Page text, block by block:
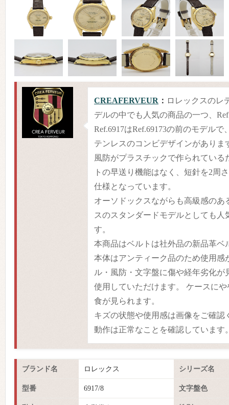
CREAFERVEUR ： ロレックスのレ
デルの中でも人気の商品の一つ、
Ref.6917はRef.69173の前のモデル
テンレスのコンビデザインがありま
風防がプラスチックで作られている
トの早送り機能はなく、短針を2周
仕様となっています。
オーソドックスながらも高級感のあ
スのスタンダードモデルとしても人
す。
本商品はベルトは社外品の新品革ベ
本体はアンティーク品のため使用感
ル・風防・文字盤に傷や経年劣化が
使用していただけます。 ケースに
食が見られます。
キズの状態や使用感は画像をご確認
動作は正常なことを確認しています
ブランド名 ロレックス シリーズ名
型番 6917/8 文字盤色